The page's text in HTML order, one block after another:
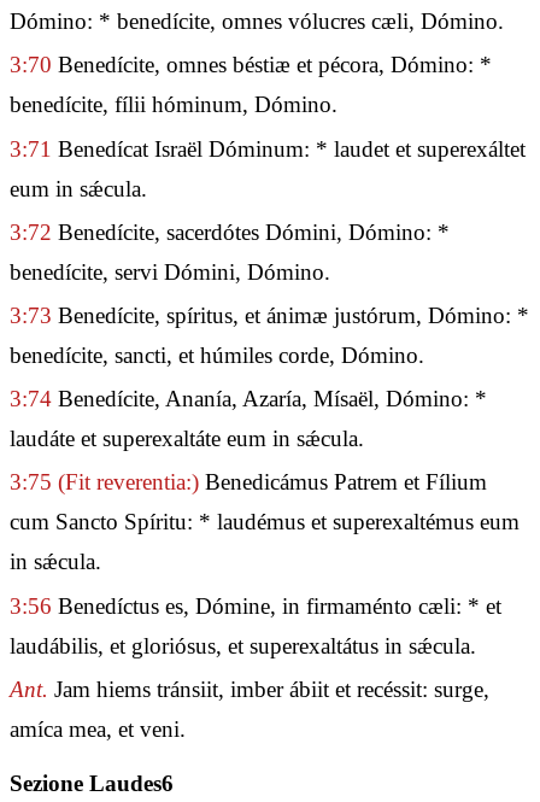
Dómino: * benedícite, omnes vólucres cæli, Dómino.
3:70 Benedícite, omnes béstiæ et pécora, Dómino: *
benedícite, fílii hóminum, Dómino.
3:71 Benedícat Israël Dóminum: * laudet et superexáltet
eum in sǽcula.
3:72 Benedícite, sacerdótes Dómini, Dómino: *
benedícite, servi Dómini, Dómino.
3:73 Benedícite, spíritus, et ánimæ justórum, Dómino: *
benedícite, sancti, et húmiles corde, Dómino.
3:74 Benedícite, Ananía, Azaría, Mísaël, Dómino: *
laudáte et superexaltáte eum in sǽcula.
3:75 (Fit reverentia:) Benedicámus Patrem et Fílium
cum Sancto Spíritu: * laudémus et superexaltémus eum
in sǽcula.
3:56 Benedíctus es, Dómine, in firmaménto cæli: * et
laudábilis, et gloriósus, et superexaltátus in sǽcula.
Ant. Jam hiems tránsiit, imber ábiit et recéssit: surge,
amíca mea, et veni.
Sezione Laudes6